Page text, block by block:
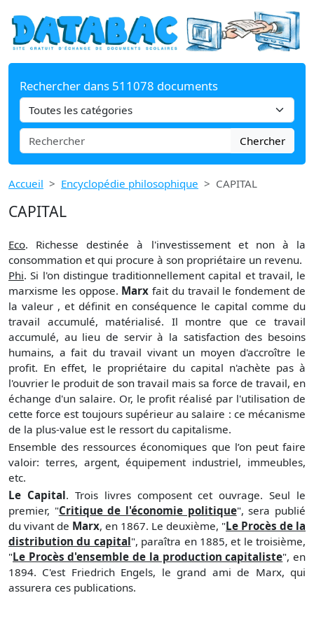
Rechercher dans 511078 documents
Chercher
Accueil Encyclopédie philosophique CAPITAL
CAPITAL
Eco. Richesse destinée à l'investissement et non à la
consommation et qui procure à son propriétaire un revenu.
Phi. Si l'on distingue traditionnellement capital et travail, le
marxisme les oppose. Marx fait du travail le fondement de
la valeur , et définit en conséquence le capital comme du
travail accumulé, matérialisé. Il montre que ce travail
accumulé, au lieu de servir à la satisfaction des besoins
humains, a fait du travail vivant un moyen d'accroître le
profit. En effet, le propriétaire du capital n'achète pas à
l'ouvrier le produit de son travail mais sa force de travail, en
échange d'un salaire. Or, le profit réalisé par l'utilisation de
cette force est toujours supérieur au salaire : ce mécanisme
de la plus-value est le ressort du capitalisme.
Ensemble des ressources économiques que l’on peut faire
valoir: terres, argent, équipement industriel, immeubles,
etc.
Le Capital. Trois livres composent cet ouvrage. Seul le
premier, "Critique de l'économie politique", sera publié
du vivant de Marx, en 1867. Le deuxième, "Le Procès de la
distribution du capital", paraîtra en 1885, et le troisième,
"Le Procès d'ensemble de la production capitaliste", en
1894. C'est Friedrich Engels, le grand ami de Marx, qui
assurera ces publications.